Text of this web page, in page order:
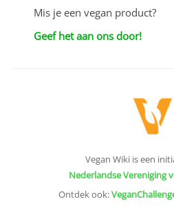
Mis je een vegan product?
Geef het aan ons door!
Vegan Wiki is een
Nederlandse Vereniging
Ontdek ook: